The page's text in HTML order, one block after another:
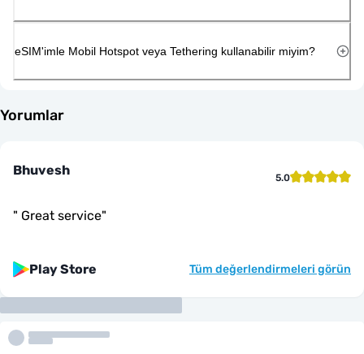
eSIM'imle Mobil Hotspot veya Tethering kullanabilir miyim?
Yorumlar
Bhuvesh 5.0
" Great service"
Play Store Tüm değerlendirmeleri görün